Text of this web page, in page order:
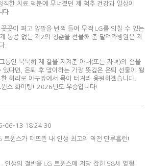
한 치료 덕분에 무너졌던 제 척추 건강과 일상이
다.
꼿이 펴고 양팔을 번쩍 들어 무적 LG를 외칠 수 있는
통증 없는 제2의 청춘을 선물해 준 달려라병원은 제
.
동안 묵묵히 제 곁을 지켜준 아내(또는 자녀)의 손을
있다면, 은퇴 후 맞이하는 가장 뜻깊은 은퇴 선물이 될
허리로 야구장에서 목이 터져라 응원하겠습니다.
스 화이팅! 2026년도 우승입니다!
06-13 18:24:30
트윈스가 터뜨린 내 인생 최고의 역전 만루홈런!
인생의 절반을 LG 트윈스에 저당 잡힌 58세 열혈